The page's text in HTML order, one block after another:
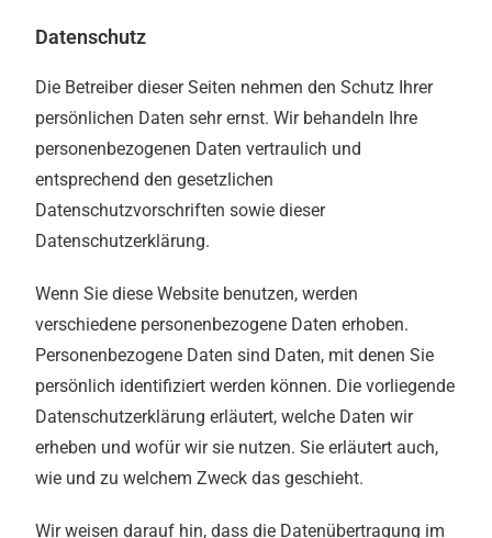
Datenschutz
Die Betreiber dieser Seiten nehmen den Schutz Ihrer
persönlichen Daten sehr ernst. Wir behandeln Ihre
personenbezogenen Daten vertraulich und
entsprechend den gesetzlichen
Datenschutzvorschriften sowie dieser
Datenschutzerklärung.
Wenn Sie diese Website benutzen, werden
verschiedene personenbezogene Daten erhoben.
Personenbezogene Daten sind Daten, mit denen Sie
persönlich identifiziert werden können. Die vorliegende
Datenschutzerklärung erläutert, welche Daten wir
erheben und wofür wir sie nutzen. Sie erläutert auch,
wie und zu welchem Zweck das geschieht.
Wir weisen darauf hin, dass die Datenübertragung im